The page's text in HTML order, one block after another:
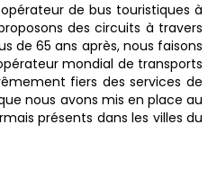
de bus touristiques à
des circuits à travers
de 65 ans après, nous faisons
mondial de transports
fiers des services de
nous avons mis en place au
présents dans les villes du